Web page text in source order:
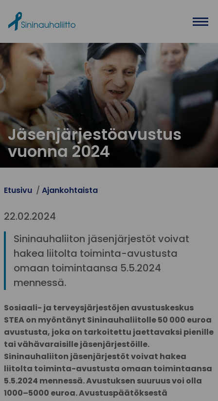
Jäsenjärjestöavustus
vuonna 2024
Etusivu Ajankohtaista
22.02.2024
Sininauhaliiton jäsenjärjestöt voivat
hakea liitolta toiminta-avustusta
omaan toimintaansa 5.5.2024
mennessä.
Sosiaali- ja terveysjärjestöjen avustuskeskus
STEA on myöntänyt Sininauhaliitolle 50 000 euroa
avustusta, joka on tarkoitettu jaettavaksi pienille
tai vähävaraisille jäsenjärjestöille.
Sininauhaliiton jäsenjärjestöt voivat hakea
liitolta toiminta-avustusta omaan toimintaansa
5.5.2024 mennessä.Avustuksen suuruus voi olla
1000–5000 euroa. Avustuspäätöksestä